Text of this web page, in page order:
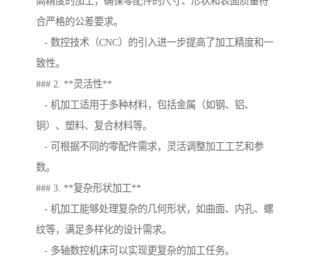
合严格的公差要求。
- 数控技术（CNC）的引入进一步提高了加工精度和一
致性。
### 2. **灵活性**
- 机加工适用于多种材料，包括金属（如钢、铝、
铜）、塑料、复合材料等。
- 可根据不同的零配件需求，灵活调整加工工艺和参
数。
### 3. **复杂形状加工**
- 机加工能够处理复杂的几何形状，如曲面、内孔、螺
纹等，满足多样化的设计需求。
- 多轴数控机床可以实现更复杂的加工任务。